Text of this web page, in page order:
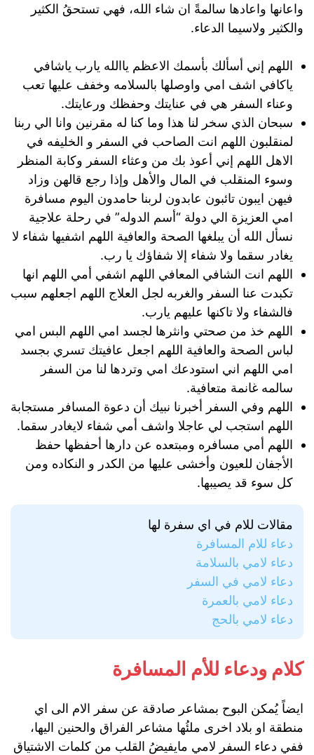
واعانها واعادها سالمةً ان شاء الله، فهي تستحقُ الكثير
والكثير ولاسيما الدعاء.
اللهم إني أسألك بأسمك الاعظم ياالله يارب ياشافي
ياكافي اشف امي واوصلها بالسلامه وخفف عليها تعب
وعناء السفر هي في عنايتك وحفظك ورعايتك.
سبحان الذي سخر لنا هذا وما كنا له مقرنين وانا الي ربنا
لمنقلبون اللهم انت الصاحب في السفر و الخليفه في
الاهل اللهم إني أعوذ بك من وعثاء السفر وكابة المنظر
وسوء المنقلب في المال والأهل وإذا رجع قالهن وزاد
فيهن ايبون تائبون عابدون لربنا حامدون اليوم مسافرة
امي العزيزة الي دولة “أسم الدوله” في رحلة علاجية
نسأل الله أن يبلغها الصحة والعافية اللهم اشفيها شفاء لا
يغادر سقما ولا شفاء إلا شفاؤك يا رب.
اللهم انت الشافي المعافي اللهم اشفي أمي اللهم انها
تكبدت عنا السفر والغربه لجل العلاج اللهم اجعلهم سبب
فالشفاء ولا تاكنها عليهم يارب.
اللهم خذ من صحتي وانثرها لجسد امي اللهم البس امي
لباس الصحة والعافية اللهم اجعل عافيتك تسري بجسد
امي اللهم اني استودعك امي وتردها لنا من السفر
سالمه غانمة متعافية.
اللهم وفي السفر أخبرنا نبيك أن دعوة المسافر مستجابة
اللهم استجب لي عاجلا واشف أمي شفاء لايغادر سقما.
اللهم أمي مسافره ومبتعده عن دارها أحفظها حفظ
الأجفان للعيون وأخشى عليها من الكدر و النكاده ومن
كل سوء قد يصيبها.
مقالات للام في اي سفرة لها
دعاء للام المسافرة
دعاء لامي بالسلامة
دعاء لامي في السفر
دعاء لامي بالعمرة
دعاء لامي بالحج
كلام ودعاء للأم المسافرة
ايضاً يُمكن البوح بمشاعر صادقة عن سفر الام الى اي
منطقة او بلاد اخرى ملئُها مشاعر الفراق والحنين اليها،
ففي دعاء السفر لامي مايفيضُ القلب من كلمات الاشتياق